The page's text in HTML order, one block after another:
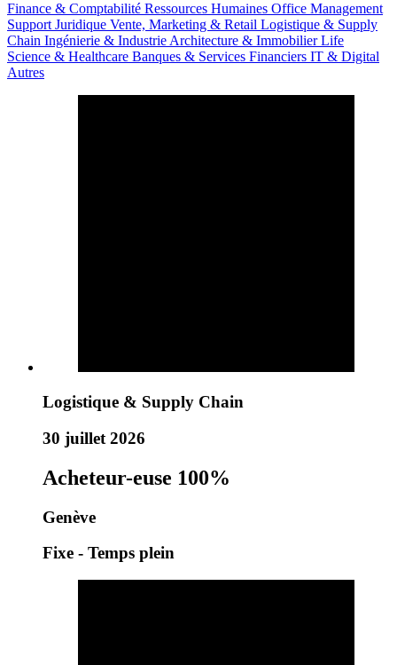
Finance & Comptabilité Ressources Humaines Office Management
SupportJuridique Vente, Marketing & Retail Logistique & Supply
Chain Ingénierie & IndustrieArchitecture & ImmobilierLife
Science & Healthcare Banques & Services Financiers IT & Digital
Autres
Logistique & Supply Chain
30 juillet 2026
Acheteur-euse 100%
Genève
Fixe - Temps plein